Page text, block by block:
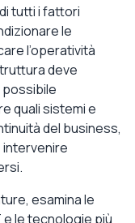
tutti i fattori
le
l’operatività
deve
quali sistemi e
del business,
esamina le
le tecnologie più